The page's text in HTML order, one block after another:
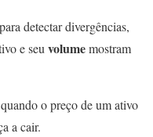
detectar divergências,
e seuvolumemostram
o preço de um ativo
a cair.